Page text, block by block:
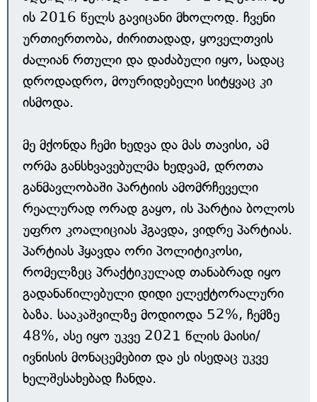
ის 2016 წელს გავიცანი მხოლოდ. ჩვენი
ურთიერთობა, ძირითადად, ყოველთვის
ძალიან რთული და დაძაბული იყო, სადაც
დროდადრო, მოურიდებელი სიტყვაც კი
ისმოდა.
მე მქონდა ჩემი ხედვა და მას თავისი, ამ
ორმა განსხვავებულმა ხედვამ, დროთა
განმავლობაში პარტიის ამომრჩეველი
რეალურად ორად გაყო, ის პარტია ბოლოს
უფრო კოალიციას ჰგავდა, ვიდრე პარტიას.
პარტიას ჰყავდა ორი პოლიტიკოსი,
რომელზეც პრაქტიკულად თანაბრად იყო
გადანაწილებული დიდი ელექტორალური
ბაზა. სააკაშვილზე მოდიოდა 52%, ჩემზე
48%, ასე იყო უკვე 2021 წლის მაისი/
ივნისის მონაცემებით და ეს ისედაც უკვე
ხელშესახებად ჩანდა.